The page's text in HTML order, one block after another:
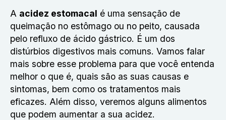
A acidez estomacal é uma sensação de
queimação no estômago ou no peito, causada
pelo refluxo de ácido gástrico. É um dos
distúrbios digestivos mais comuns. Vamos falar
mais sobre esse problema para que você entenda
melhor o que é, quais são as suas causas e
sintomas, bem como os tratamentos mais
eficazes. Além disso, veremos alguns alimentos
que podem aumentar a sua acidez.